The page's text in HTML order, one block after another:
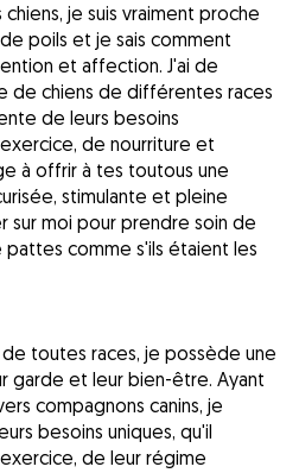
je suis vraiment proche
poils et je sais comment
et affection. J'ai de
de chiens de différentes races
de leurs besoins
de nourriture et
à offrir à tes toutous une
stimulante et pleine
sur moi pour prendre soin de
comme s'ils étaient les
de toutes races, je possède une
garde et leur bien-être. Ayant
compagnons canins, je
besoins uniques, qu'il
de leur régime